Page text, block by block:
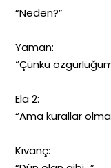
“Neden?”
Yaman:
“Çünkü
Ela 2:
“Ama kurallar
Kıvanç: